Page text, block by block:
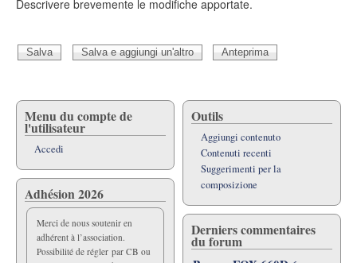
Descrivere brevemente le modifiche apportate.
Menu du compte de
l'utilisateur
Accedi
Adhésion 2026
Merci de nous soutenir en
adhérent à l’association.
Possibilité de régler par CB ou
Outils
Aggiungi contenuto
Contenuti recenti
Suggerimenti per la
composizione
Derniers commentaires
du forum